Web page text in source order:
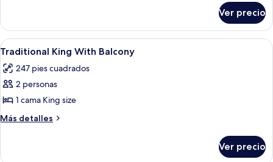
Ver precio
Abrir
todas
las
fotos
de
Traditional
Balcony
Una habitación de hotel con cama,
1
Traditional King With Balcony
247 pies cuadrados
2 personas
1 cama King size
Más detalles
Más
Ver precio